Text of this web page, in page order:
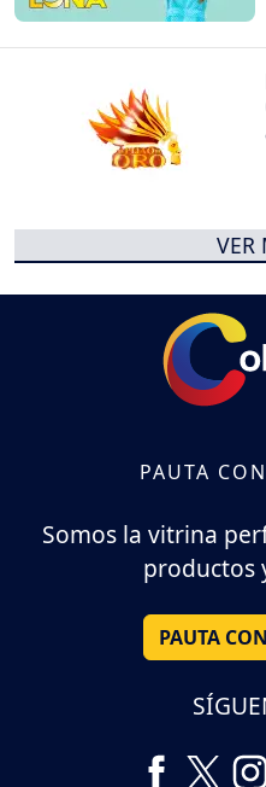
VER
PAUTA
Somos la vitrina
productos
PAUTA